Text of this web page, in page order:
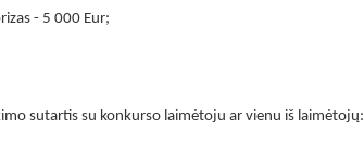
- 5 000 Eur;
sutartis su konkurso laimėtoju ar vienu iš